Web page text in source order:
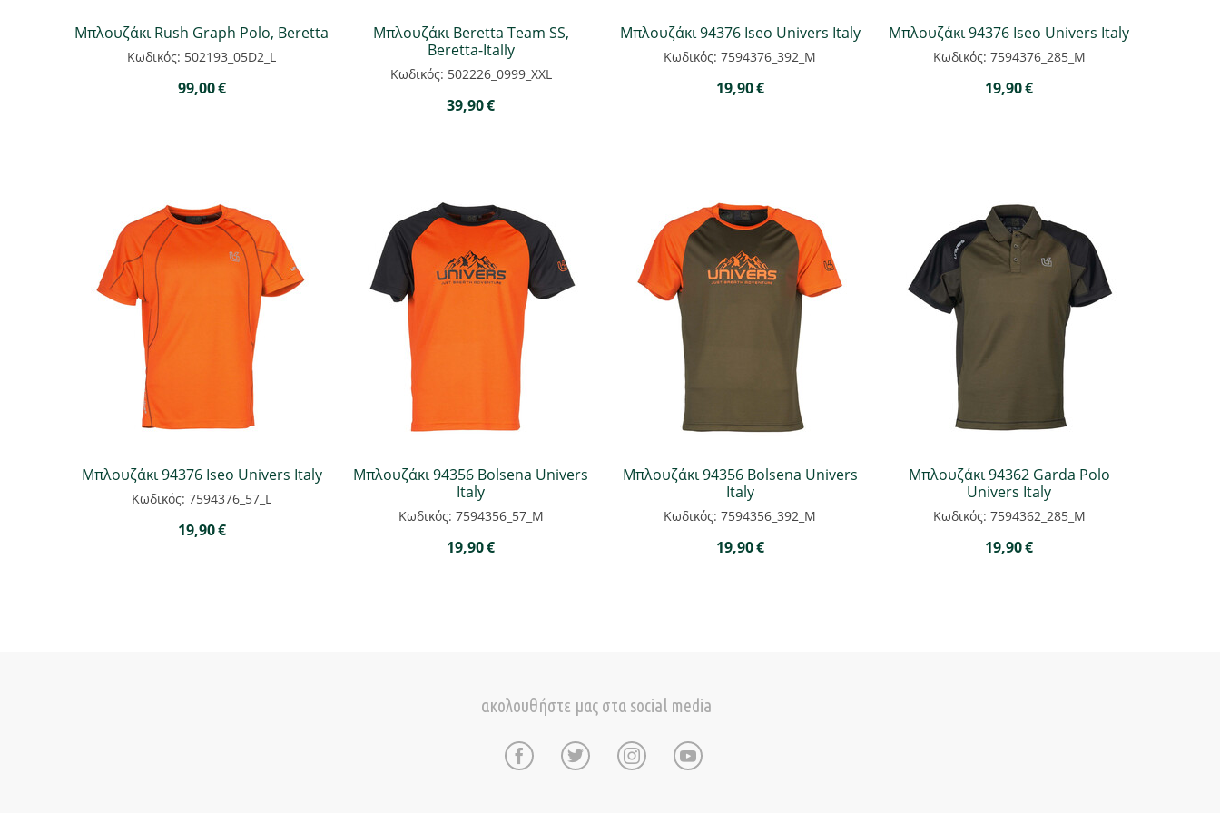
Μπλουζάκι Rush Graph Polo, Beretta
Κωδικός: 502193_05D2_L
99,00€
Μπλουζάκι Beretta Team SS,
Beretta-Itally
Κωδικός: 502226_0999_XXL
39,90€
Μπλουζάκι 94376 Iseo Univers Italy
Κωδικός: 7594376_392_M
19,90€
Μπλουζάκι 94376 Iseo Univers Italy
Κωδικός: 7594376_285_M
19,90€
Μπλουζάκι 94376 Iseo Univers Italy
Κωδικός: 7594376_57_L
19,90€
Μπλουζάκι 94356 Bolsena Univers
Italy
Κωδικός: 7594356_57_M
19,90€
Μπλουζάκι 94356 Bolsena Univers
Italy
Κωδικός: 7594356_392_M
19,90€
Μπλουζάκι 94362 Garda Polo
Univers Italy
Κωδικός: 7594362_285_M
19,90€
ακολουθήστε μας στα social media